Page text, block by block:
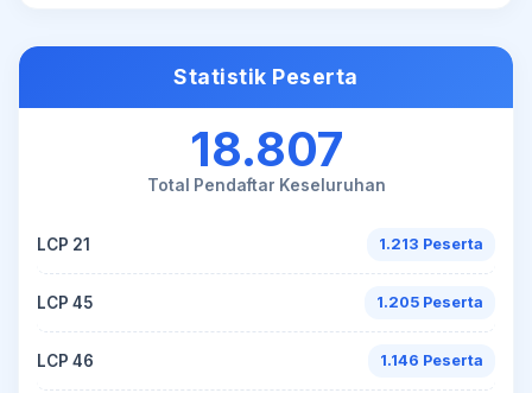
Statistik Peserta
18.807
Total Pendaftar Keseluruhan
LCP 21 1.213 Peserta
LCP 45 1.205 Peserta
LCP 46 1.146 Peserta